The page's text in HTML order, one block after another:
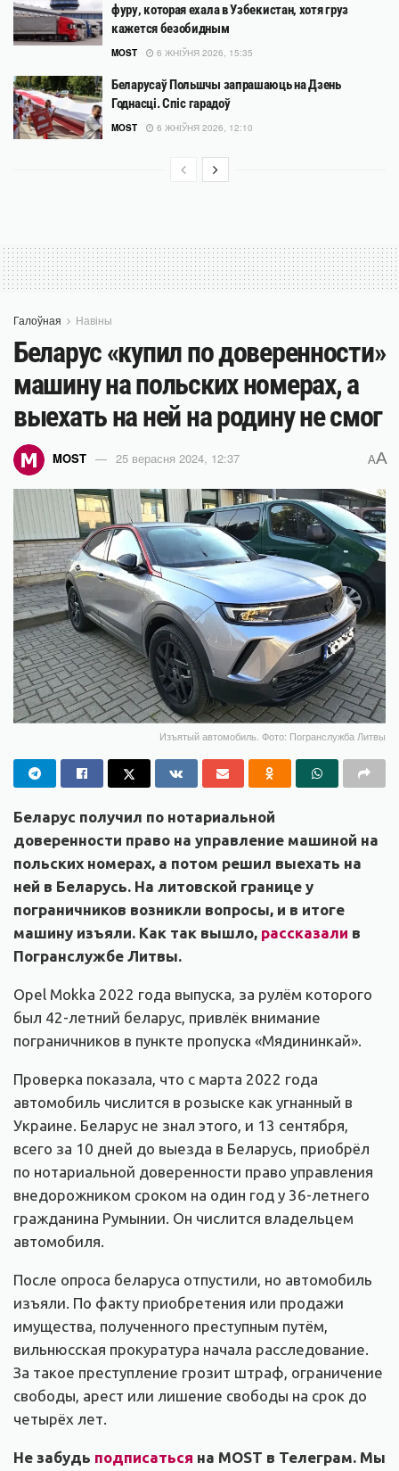
фуру, которая ехала в Узбекистан, хотя груз
кажется безобидным
MOST 6 ЖНІЎНЯ 2026, 15:35
Беларусаў Польшчы запрашаюць на Дзень
Годнасці. Спіс гарадоў
MOST 6 ЖНІЎНЯ 2026, 12:10
Галоўная Навіны
Беларус «купил по доверенности»
машину на польских номерах, а
выехать на ней на родину не смог
MOST 25 верасня 2024, 12:37 AA
Изъятый автомобиль. Фото: Погранслужба Литвы
Беларус получил по нотариальной
доверенности право на управление машиной на
польских номерах, а потом решил выехать на
ней в Беларусь. На литовской границе у
пограничников возникли вопросы, и в итоге
машину изъяли. Как так вышло, рассказали в
Погранслужбе Литвы.
Opel Mokka 2022 года выпуска, за рулём которого
был 42-летний беларус, привлёк внимание
пограничников в пункте пропуска «Мядининкай».
Проверка показала, что с марта 2022 года
автомобиль числится в розыске как угнанный в
Украине. Беларус не знал этого, и 13 сентября,
всего за 10 дней до выезда в Беларусь, приобрёл
по нотариальной доверенности право управления
внедорожником сроком на один год у 36-летнего
гражданина Румынии. Он числится владельцем
автомобиля.
После опроса беларуса отпустили, но автомобиль
изъяли. По факту приобретения или продажи
имущества, полученного преступным путём,
вильнюсская прокуратура начала расследование.
За такое преступление грозит штраф, ограничение
свободы, арест или лишение свободы на срок до
четырёх лет.
Не забудь подписаться на MOST в Телеграм. Мы